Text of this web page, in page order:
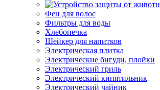
Фен для волос
Фильтры для воды
Хлебопечка
Шейкер для напитков
Электрическая плитка
Электрические бигуди, плойки
Электрический гриль
Электрический кипятильник
Электрический чайник